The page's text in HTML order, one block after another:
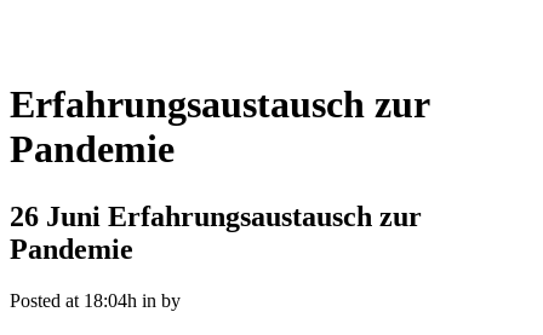
Erfahrungsaustausch zur
Pandemie
26 Juni Erfahrungsaustausch zur
Pandemie
Posted at 18:04h in by